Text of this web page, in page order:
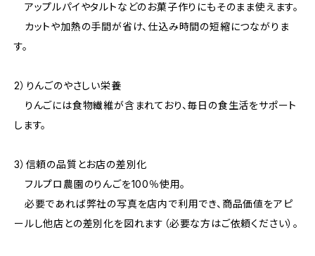
アップルパイやタルトなどのお菓子作りにもそのまま使えます。
カットや加熱の手間が省け、仕込み時間の短縮につながりま
す。
2）りんごのやさしい栄養
りんごには食物繊維が含まれており、毎日の食生活をサポート
します。
3）信頼の品質とお店の差別化
フルプロ農園のりんごを100％使用。
必要であれば弊社の写真を店内で利用でき、商品価値をアピ
ールし他店との差別化を図れます（必要な方はご依頼ください）。